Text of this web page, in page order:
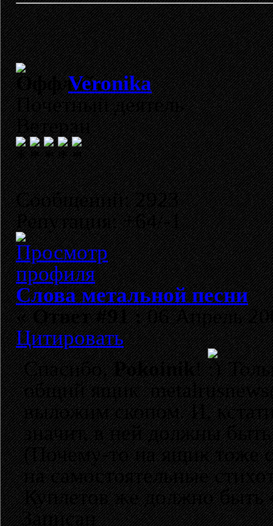
Veronika
Почетный деятель
Ветеран
Сообщений: 2923
Репутация: +64/-1
Слова метальной песни
«Ответ #91 :06 Апрель
Цитировать
Спасибо,Pokoinik!
общий ящик
выложим скопом. И,
значит, в ней должны
(Почему-то на ящик тоже
на самостоятельные
Куплетов же должно быть
Записан